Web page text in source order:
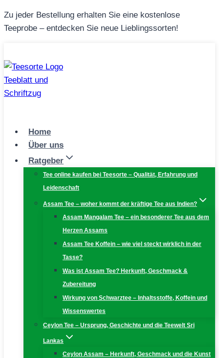
Zum
Inhalt
Zu jeder Bestellung erhalten Sie eine kostenlose
Teeprobe – entdecken Sie neue Lieblingssorten!
Home
Über uns
Ratgeber
Tee online kaufen bei Teesorte – Qualität, Erfahrung und
Leidenschaft
Assam Tee – woher kommt der kräftige Tee aus Indien?
Assam Mangalam Tee – ein besonderer Tee aus dem
Herzen Assams
Assam Tee Koffein – wie viel steckt wirklich in der
Tasse?
Was ist Assam Tee? Herkunft, Geschmack &
Zubereitung
Wirkung von Schwarztee – Inhaltsstoffe, Koffein und
Wissenswertes
Ceylon Tee – Ursprung, Geschichte und die Teewelt Sri
Lankas
Ceylon Assam – Herkunft, Geschmack und die Kunst